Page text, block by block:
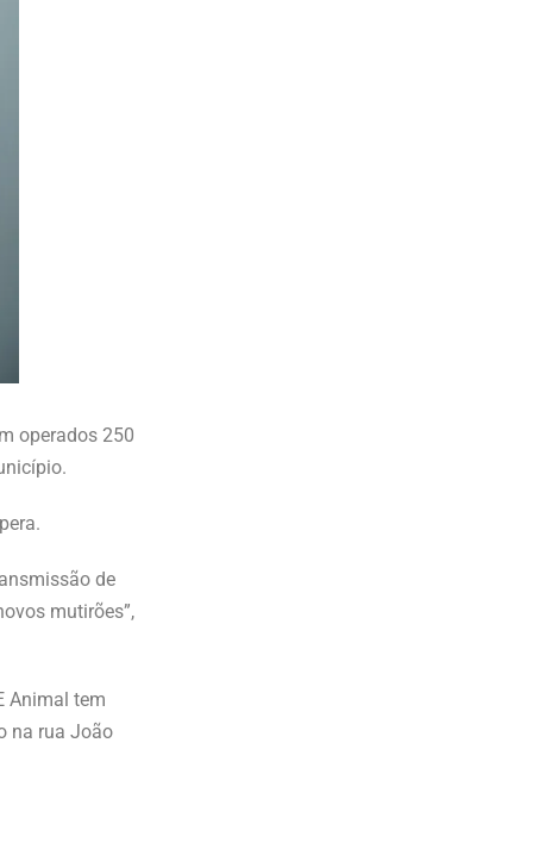
operados 250
de
mutirões”,
Animal tem
na rua João